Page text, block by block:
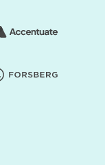
envers nos
experts de
ligne.